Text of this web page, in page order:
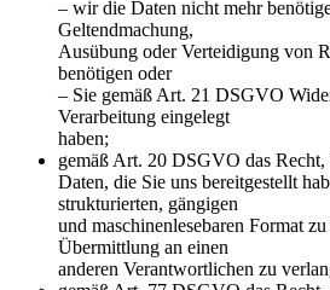
– wir die Daten nicht mehr
Geltendmachung,
Ausübung oder Verteidigung von
benötigen oder
– Sie gemäß Art. 21 DSGVO
Verarbeitung eingelegt
haben;
gemäß Art. 20 DSGVO das Recht,
Daten, die Sie uns bereitgestellt
strukturierten, gängigen
und maschinenlesebaren Format
Übermittlung an einen
anderen Verantwortlichen zu